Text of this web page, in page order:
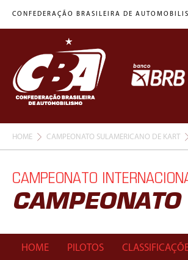
CONFEDERAÇÃO BRASILEIRA DE
HOME CAMPEONATO SULAMERICANO DE KART
CAMPEONATO
HOME PILOTOS